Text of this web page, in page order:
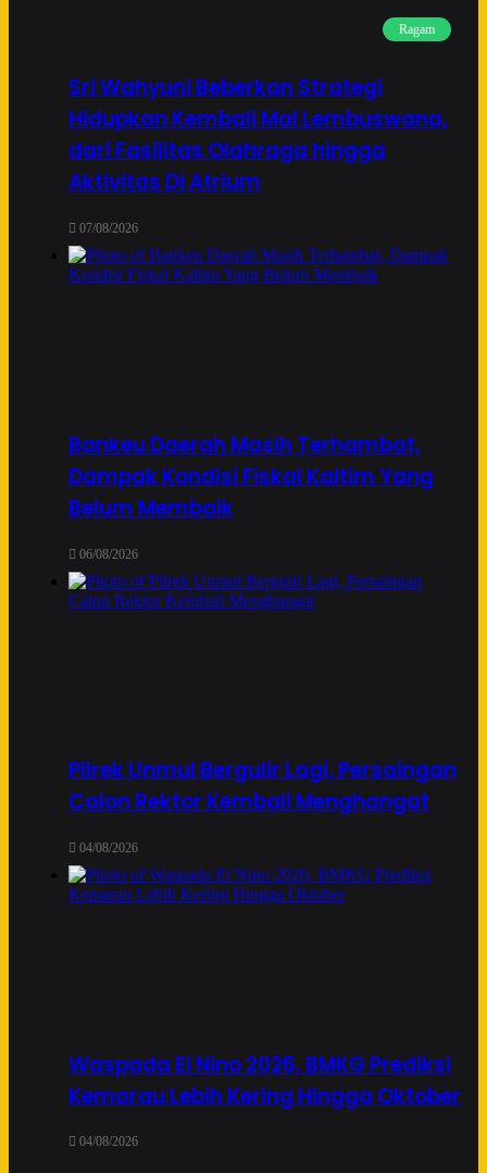
Ragam
Sri Wahyuni Beberkan Strategi
Hidupkan Kembali Mal Lembuswana,
dari Fasilitas Olahraga hingga
Aktivitas Di Atrium
07/08/2026
Bankeu Daerah Masih Terhambat,
Dampak Kondisi Fiskal Kaltim Yang
Belum Membaik
06/08/2026
Pilrek Unmul Bergulir Lagi, Persaingan
Calon Rektor Kembali Menghangat
04/08/2026
Waspada El Nino 2026, BMKG Prediksi
Kemarau Lebih Kering Hingga Oktober
04/08/2026